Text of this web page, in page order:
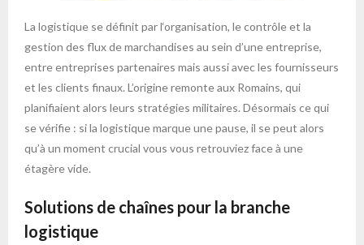
La logistique se définit par l‘organisation, le contrôle et la
gestion des flux de marchandises au sein d’une entreprise,
entre entreprises partenaires mais aussi avec les fournisseurs
et les clients finaux. L’origine remonte aux Romains, qui
planifiaient alors leurs stratégies militaires. Désormais ce qui
se vérifie : si la logistique marque une pause, il se peut alors
qu’à un moment crucial vous vous retrouviez face à une
étagère vide.
Solutions de chaînes pour la branche
logistique